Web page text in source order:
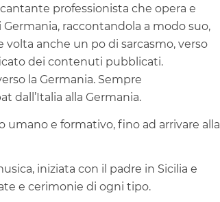
professionista che opera e
Germania, raccontandola a modo suo,
volta anche un po di sarcasmo, verso
dei contenuti pubblicati.
la Germania. Sempre
dall’Italia alla Germania.
umano e formativo, fino ad arrivare alla
iniziata con il padre in Sicilia e
e cerimonie di ogni tipo.